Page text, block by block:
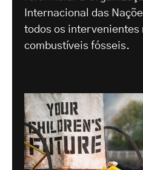
Internacional das
todos os intervenientes
combustíveis fósseis.